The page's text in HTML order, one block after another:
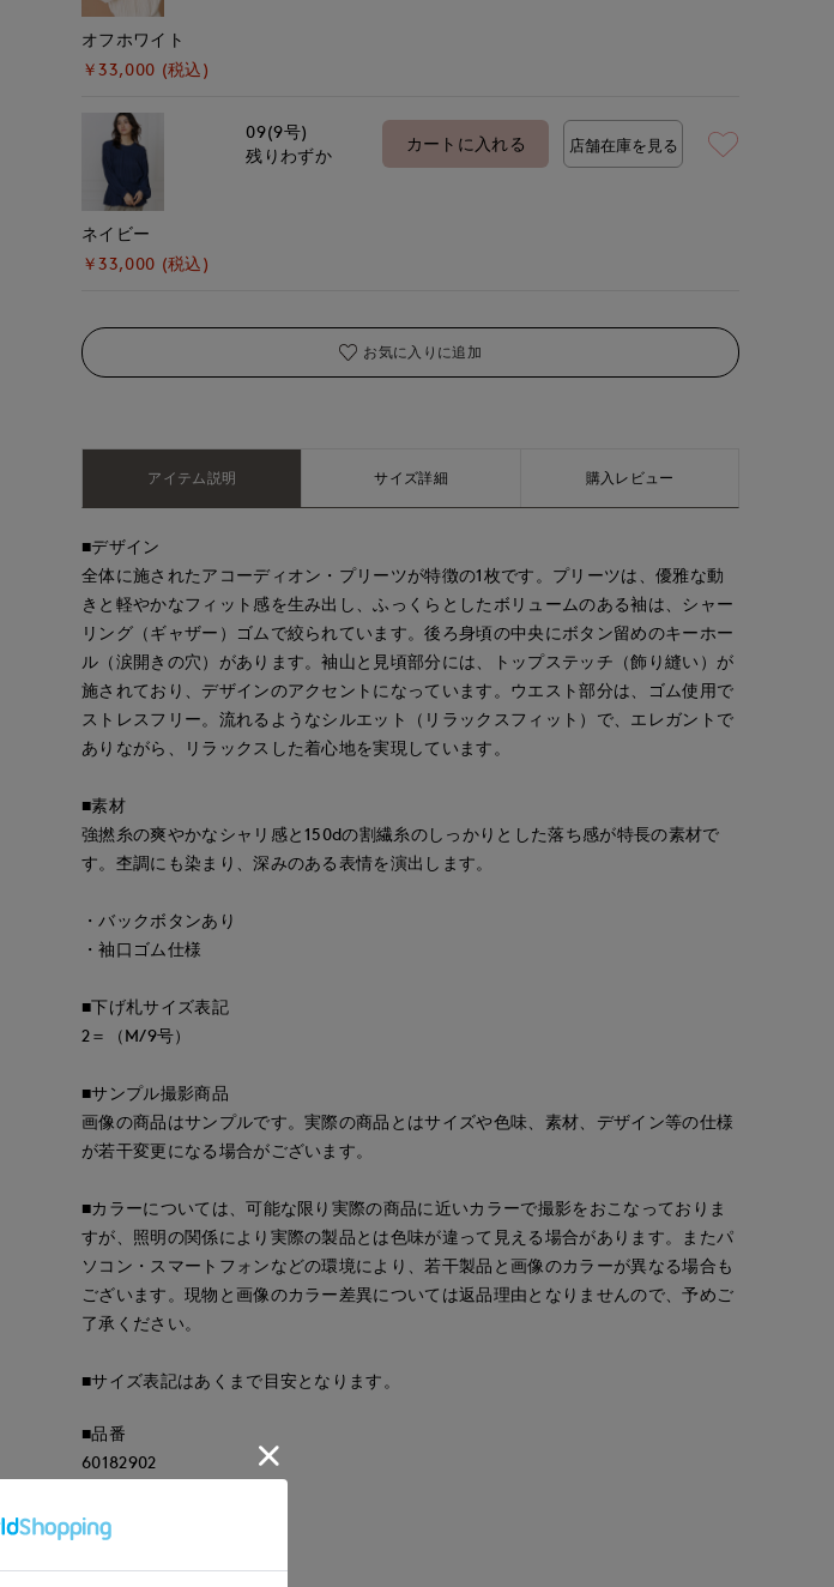
オフホワイト
￥33,000 (税込)
ネイビー
￥33,000 (税込)
09(9号)
残りわずか
カートに入れる 店舗在庫を見る
お気に入りに追加
アイテム説明 サイズ詳細 購入レビュー
■デザイン
全体に施されたアコーディオン・プリーツが特徴の1枚です。プリーツは、優雅な動
きと軽やかなフィット感を生み出し、ふっくらとしたボリュームのある袖は、シャー
リング（ギャザー）ゴムで絞られています。後ろ身頃の中央にボタン留めのキーホー
ル（涙開きの穴）があります。袖山と見頃部分には、トップステッチ（飾り縫い）が
施されており、デザインのアクセントになっています。ウエスト部分は、ゴム使用で
ストレスフリー。流れるようなシルエット（リラックスフィット）で、エレガントで
ありながら、リラックスした着心地を実現しています。
■素材
強撚糸の爽やかなシャリ感と150dの割繊糸のしっかりとした落ち感が特長の素材で
す。杢調にも染まり、深みのある表情を演出します。
・バックボタンあり
・袖口ゴム仕様
■下げ札サイズ表記
2＝（M/9号）
■サンプル撮影商品
画像の商品はサンプルです。実際の商品とはサイズや色味、素材、デザイン等の仕様
が若干変更になる場合がございます。
■カラーについては、可能な限り実際の商品に近いカラーで撮影をおこなっておりま
すが、照明の関係により実際の製品とは色味が違って見える場合があります。またパ
ソコン・スマートフォンなどの環境により、若干製品と画像のカラーが異なる場合も
ございます。現物と画像のカラー差異については返品理由となりませんので、予めご
了承ください。
■サイズ表記はあくまで目安となります。
■品番
60182902
日本製
■クオリティ